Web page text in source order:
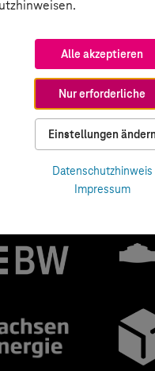
Alle akzeptieren
Nur erforderliche
Einstellungen
Datenschutzhinweis
Impressum